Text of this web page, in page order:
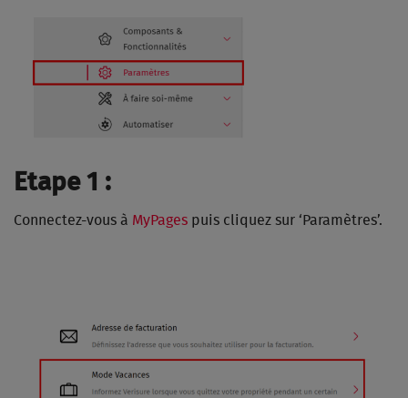
Etape 1 :
Connectez-vous à MyPages puis cliquez sur ‘Paramètres’.